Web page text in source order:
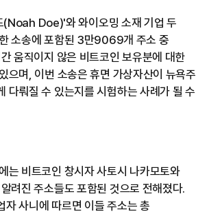
(Noah Doe)'와 와이오밍 소재 기업 두
소송에 포함된 3만9069개 주소 중
움직이지 않은 비트코인 보유분에 대한
으며, 이번 소송은 휴면 가상자산이 뉴욕주
다뤄질 수 있는지를 시험하는 사례가 될 수
는 비트코인 창시자 사토시 나카모토와
려진 주소들도 포함된 것으로 전해졌다.
자 사니에 따르면 이들 주소는 총